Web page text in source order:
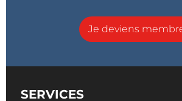
Je deviens
SERVICES